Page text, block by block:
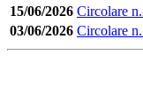
15/06/2026 Circolare
03/06/2026 Circolare